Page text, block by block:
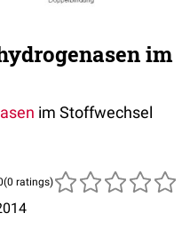
im
im Stoffwechsel
(0 ratings)